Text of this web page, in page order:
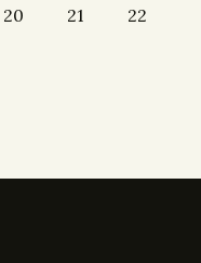
20 21 22